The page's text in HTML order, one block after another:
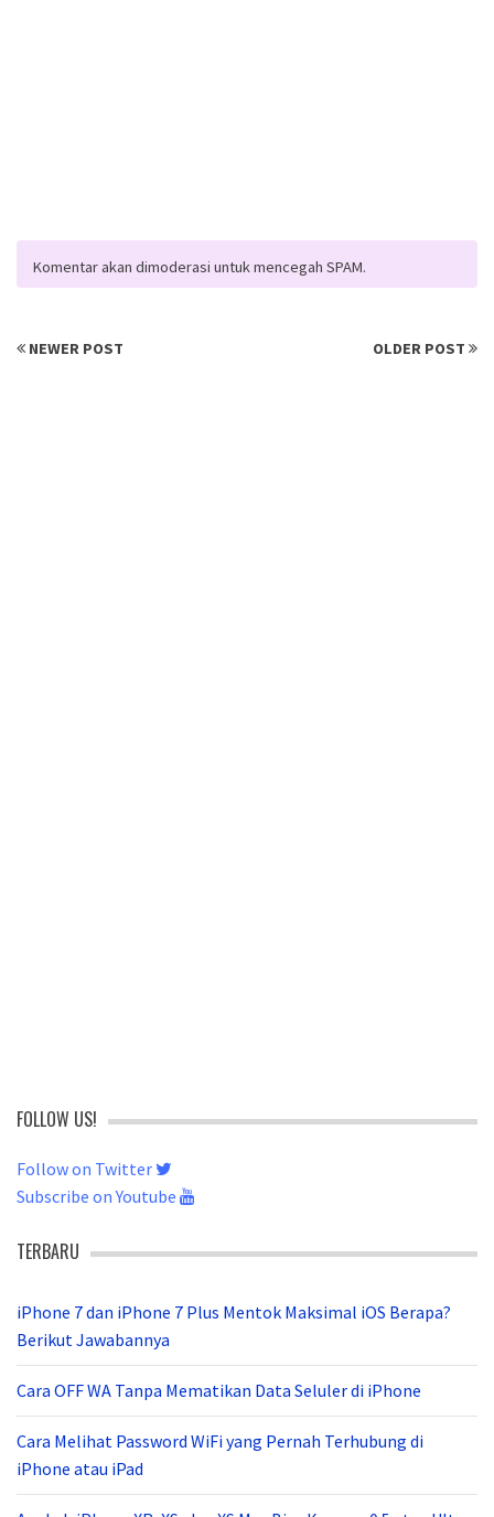
Komentar akan dimoderasi untuk mencegah SPAM.
NEWER POST OLDER POST
FOLLOW US!
Follow on Twitter
Subscribe on Youtube
TERBARU
iPhone 7 dan iPhone 7 Plus Mentok Maksimal iOS Berapa?
Berikut Jawabannya
Cara OFF WA Tanpa Mematikan Data Seluler di iPhone
Cara Melihat Password WiFi yang Pernah Terhubung di
iPhone atau iPad